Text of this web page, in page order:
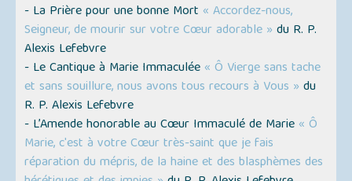
- La Prière pour une bonne Mort « Accordez-nous,
Seigneur, de mourir sur votre Cœur adorable » du R. P.
Alexis Lefebvre
- Le Cantique à Marie Immaculée « Ô Vierge sans tache
et sans souillure, nous avons tous recours à Vous » du
R. P. Alexis Lefebvre
- L’Amende honorable au Cœur Immaculé de Marie « Ô
Marie, c'est à votre Cœur très-saint que je fais
réparation du mépris, de la haine et des blasphèmes des